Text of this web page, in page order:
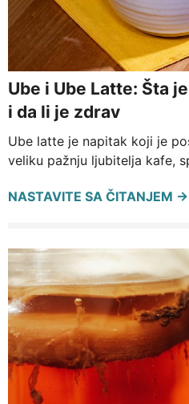
Ube i Ube Latte: Šta
i da li je zdrav
Ube latte je napitak koji je
veliku pažnju ljubitelja kafe,
NASTAVITE SA ČITANJEM →